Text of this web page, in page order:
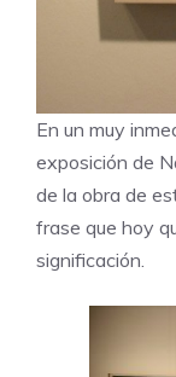
En un muy
exposición de
de la obra de
frase que hoy
significación.